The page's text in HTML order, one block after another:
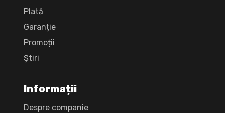
Plată
Garanție
Promoții
Știri
Informații
Despre companie